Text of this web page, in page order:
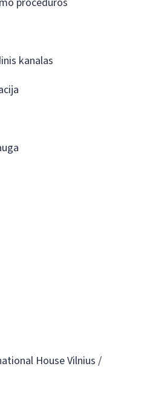
kanalas
House Vilnius /